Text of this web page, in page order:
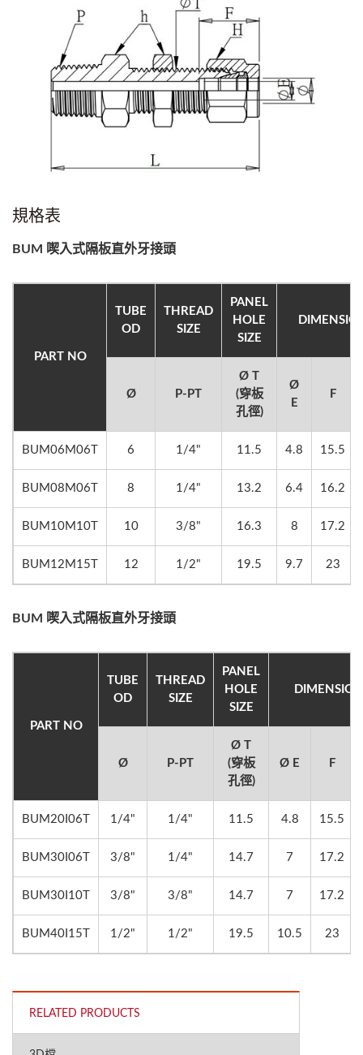
規格表
BUM 喫入式隔板直外牙接頭
PART NO
TUBE
OD
THREAD
SIZE
PANEL
HOLE
SIZE
Ø P-PT
Ø T
(穿板
孔徑)
Ø
E
F
BUM06M06T 6 1/4" 11.5 4.8 15.5
BUM08M06T 8 1/4" 13.2 6.4 16.2
BUM10M10T 10 3/8" 16.3 8 17.2
BUM12M15T 12 1/2" 19.5 9.7 23
BUM 喫入式隔板直外牙接頭
PART NO
TUBE
OD
THREAD
SIZE
PANEL
HOLE
SIZE
Ø P-PT
Ø T
(穿板
孔徑)
Ø E F
BUM20I06T 1/4" 1/4" 11.5 4.8 15.5
BUM30I06T 3/8" 1/4" 14.7 7 17.2
BUM30I10T 3/8" 3/8" 14.7 7 17.2
BUM40I15T 1/2" 1/2" 19.5 10.5 23
RELATED PRODUCTS